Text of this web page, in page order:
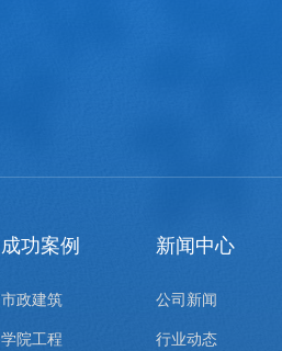
成功案例
市政建筑
学院工程
新闻中心
公司新闻
行业动态